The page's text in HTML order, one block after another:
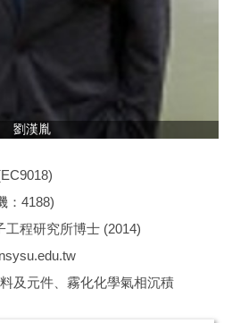
劉漢胤
：4188)
程研究所博士 (2014)
及元件、霧化化學氣相沉積